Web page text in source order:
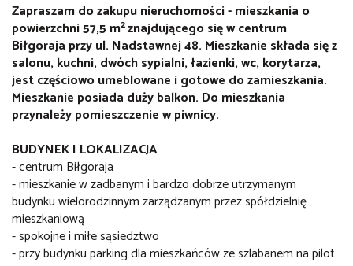
Zapraszam do zakupu nieruchomości - mieszkania o
powierzchni 57,5 m2znajdującego się w centrum
Biłgoraja przy ul. Nadstawnej 48. Mieszkanie składa się z
salonu, kuchni, dwóch sypialni, łazienki, wc, korytarza,
jest częściowo umeblowane i gotowe do zamieszkania.
Mieszkanie posiada duży balkon. Do mieszkania
przynależy pomieszczenie w piwnicy.
BUDYNEK I LOKALIZACJA
- centrum Biłgoraja
- mieszkanie w zadbanym i bardzo dobrze utrzymanym
budynku wielorodzinnym zarządzanym przez spółdzielnię
mieszkaniową
- spokojne i miłe sąsiedztwo
- przy budynku parking dla mieszkańców ze szlabanem na pilot